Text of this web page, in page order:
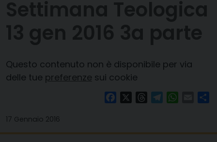
Questo contenuto non è disponibile per via
delle tue preferenze sui cookie
FacebookThreadsTelegram Email
17 Gennaio 2016